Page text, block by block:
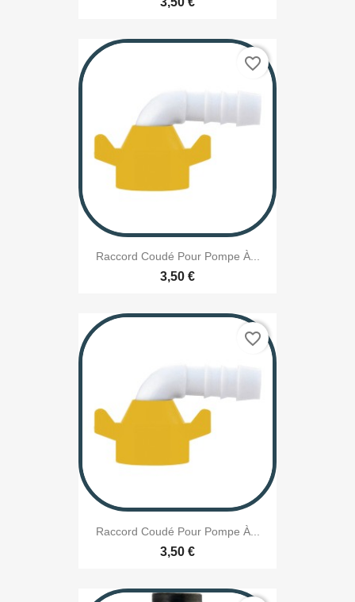
Raccord Coudé Pour Pompe À...
3,50 €
favorite_border
Raccord Coudé Pour Pompe À...
3,50 €
favorite_border